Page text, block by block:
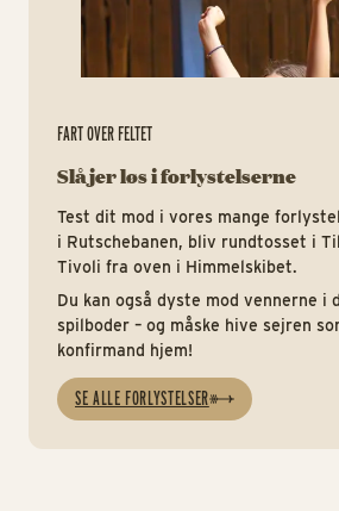
FART OVER FELTET
Slå jer løs i forlystelserne
Test dit mod i vores mange
i Rutschebanen, bliv rundtosset i
Tivoli fra oven i Himmelskibet.
Du kan også dyste mod vennerne i
spilboder – og måske hive sejren
konfirmand hjem!
SE ALLE FORLYSTELSER